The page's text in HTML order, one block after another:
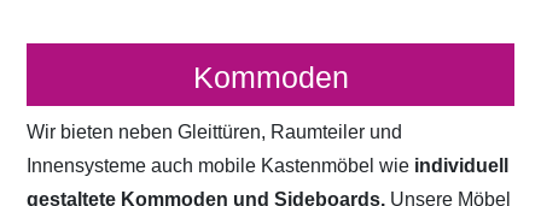
Kommoden
Wir bieten neben Gleittüren, Raumteiler und
Innensysteme auch mobile Kastenmöbel wie individuell
gestaltete Kommoden und Sideboards. Unsere Möbel